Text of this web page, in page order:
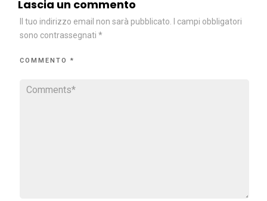
Lascia un commento
Il tuo indirizzo email non sarà pubblicato.
I campi obbligatori
sono contrassegnati *
COMMENTO *